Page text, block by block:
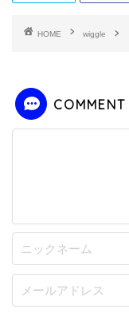
HOME wiggle
COMMENT